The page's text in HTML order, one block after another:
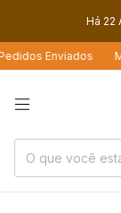
Há 22
Enviados